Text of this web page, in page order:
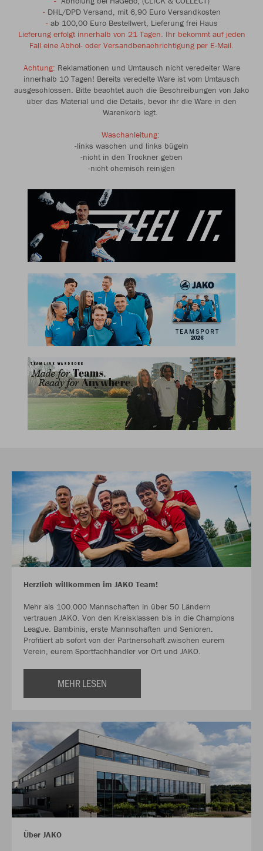
-DHL/DPD Versand, mit 6,90 Euro Versandkosten
-ab 100,00 Euro Bestellwert, Lieferung frei Haus
Lieferung erfolgt innerhalb von 21 Tagen. Ihr bekommt auf jeden
Fall eine Abhol- oder Versandbenachrichtigung per E-Mail.
Achtung: Reklamationen und Umtausch nicht veredelter Ware
innerhalb 10 Tagen! Bereits veredelte Ware ist vom Umtausch
ausgeschlossen. Bitte beachtet auch die Beschreibungen von Jako
über das Material und die Details, bevor ihr die Ware in den
Warenkorb legt.
Waschanleitung:
-links waschen und links bügeln
-nicht in den Trockner geben
-nicht chemisch reinigen
Herzlich willkommen im JAKO Team!
Mehr als 100.000 Mannschaften in über 50 Ländern
vertrauen JAKO. Von den Kreisklassen bis in die Champions
League. Bambinis, erste Mannschaften und Senioren.
Profitiert ab sofort von der Partnerschaft zwischen eurem
Verein, eurem Sportfachhändler vor Ort und JAKO.
MEHR LESEN
Über JAKO